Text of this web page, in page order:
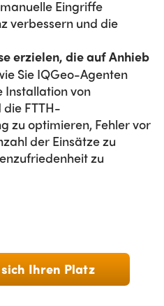
Eingriffe
verbessern und die
erzielen, die auf Anhieb
Sie IQGeo-Agenten
Installation von
FTTH-
zu optimieren, Fehler vor
der Einsätze zu
zu
Ihren Platz